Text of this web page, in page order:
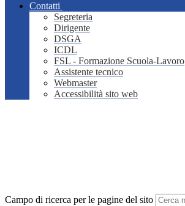
Contatti
Segreteria
Dirigente
DSGA
ICDL
FSL - Formazione Scuola-Lavoro
Assistente tecnico
Webmaster
Accessibilità sito web
Campo di ricerca per le pagine del sito